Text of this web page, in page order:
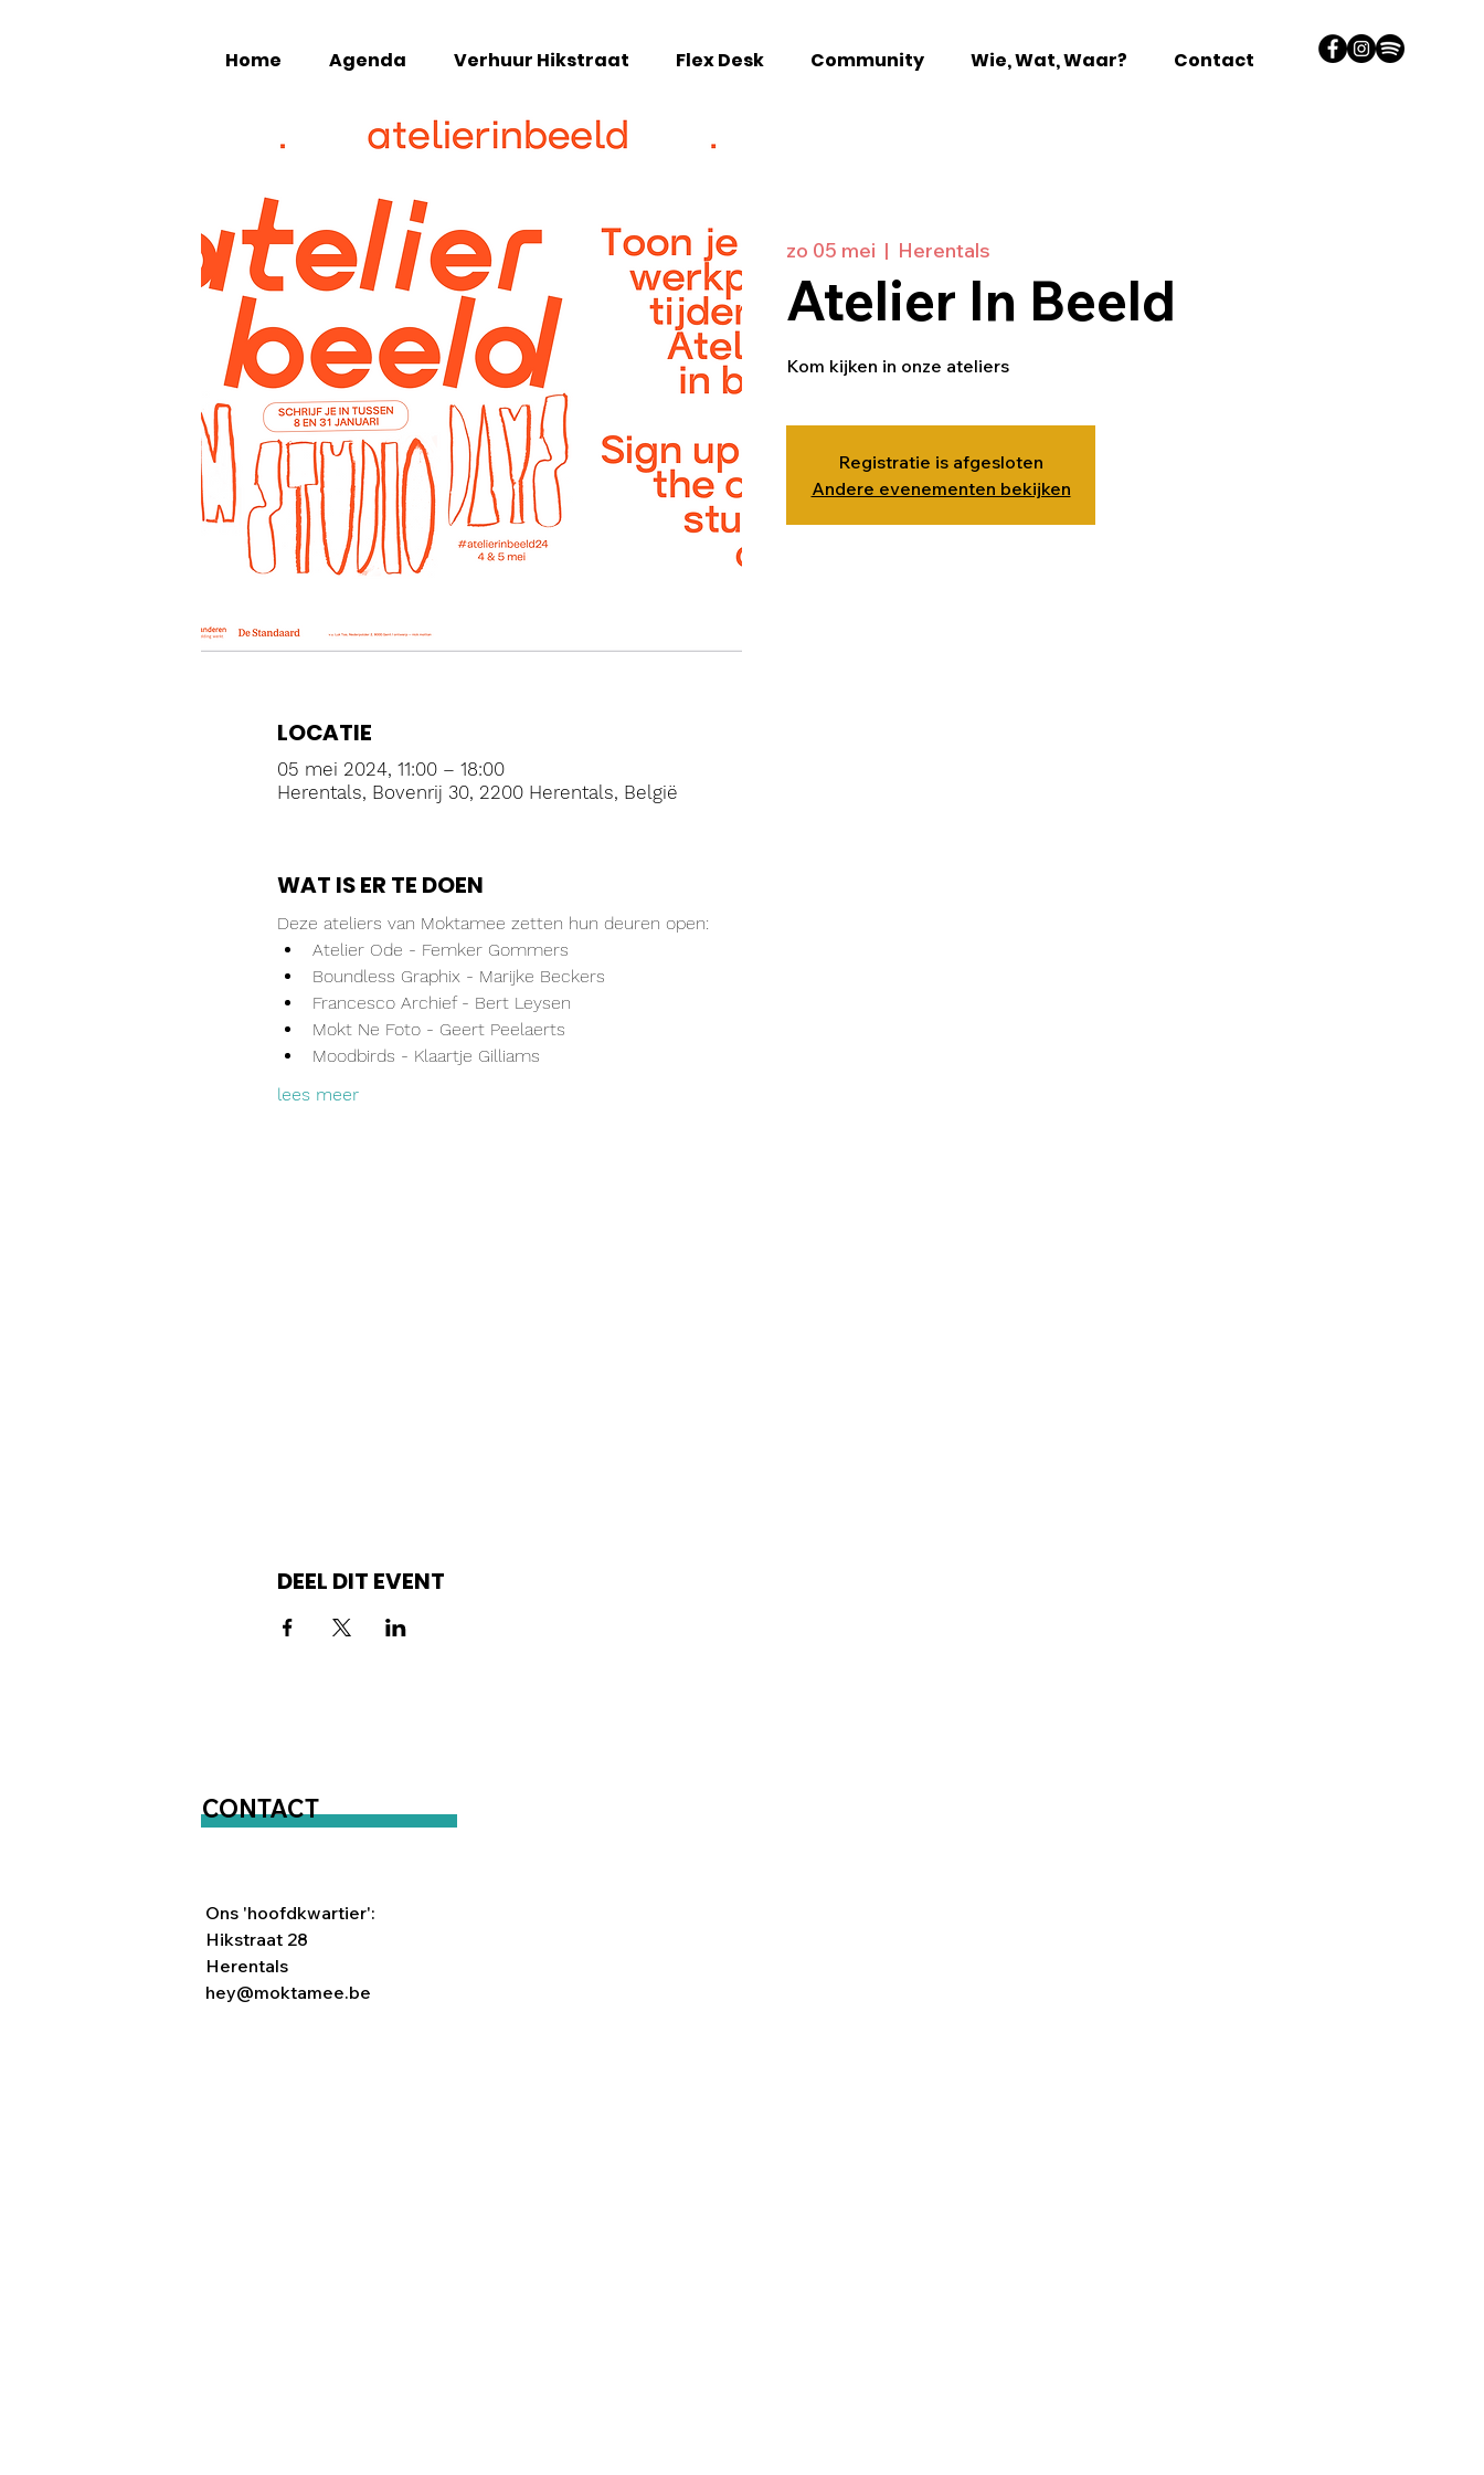
Home Agenda Verhuur Hikstraat Flex Desk Community Wie, Wat, Waar? Contact
zo 05 mei
  |
Herentals
Atelier In Beeld
Kom kijken in onze ateliers
Registratie is afgesloten
Andere evenementen bekijken
LOCATIE
05 mei 2024, 11:00 – 18:00
Herentals, Bovenrij 30, 2200 Herentals, België
WAT IS ER TE DOEN
Deze ateliers van Moktamee zetten hun deuren open:
Atelier Ode - Femker Gommers
Boundless Graphix - Marijke Beckers
Francesco Archief - Bert Leysen
Mokt Ne Foto - Geert Peelaerts
Moodbirds - Klaartje Gilliams
lees meer
DEEL DIT EVENT
CONTACT
Ons 'hoofdkwartier':
Hikstraat 28
Herentals
hey@moktamee.be